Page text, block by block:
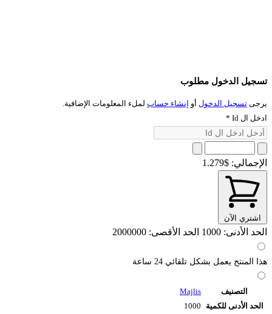
تسجيل الدخول مطلوب
يرجى تسجيل الدخول أو إنشاء حساب لملء المعلومات الإضافية.
ادخل ال Id
*
الإجمالي: $1.279
اشتري الآن
الحد الأدنى: 1000 الحد الأقصى: 2000000
هذا المنتج يعمل بشكل تلقائي 24 ساعة
التصنيف
Majlis
الحد الأدنى للكمية
1000